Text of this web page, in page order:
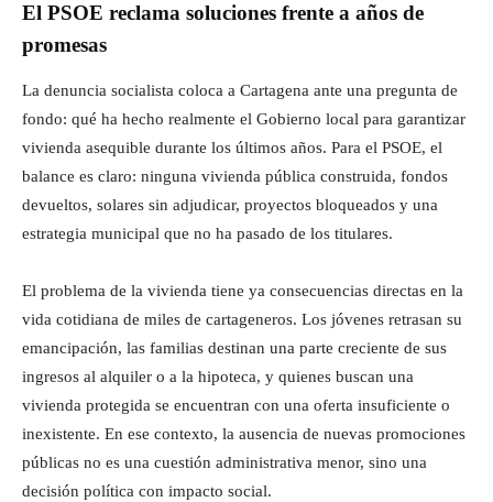
El PSOE reclama soluciones frente a años de
promesas
La denuncia socialista coloca a Cartagena ante una pregunta de
fondo: qué ha hecho realmente el Gobierno local para garantizar
vivienda asequible durante los últimos años. Para el PSOE, el
balance es claro: ninguna vivienda pública construida, fondos
devueltos, solares sin adjudicar, proyectos bloqueados y una
estrategia municipal que no ha pasado de los titulares.
El problema de la vivienda tiene ya consecuencias directas en la
vida cotidiana de miles de cartageneros. Los jóvenes retrasan su
emancipación, las familias destinan una parte creciente de sus
ingresos al alquiler o a la hipoteca, y quienes buscan una
vivienda protegida se encuentran con una oferta insuficiente o
inexistente. En ese contexto, la ausencia de nuevas promociones
públicas no es una cuestión administrativa menor, sino una
decisión política con impacto social.